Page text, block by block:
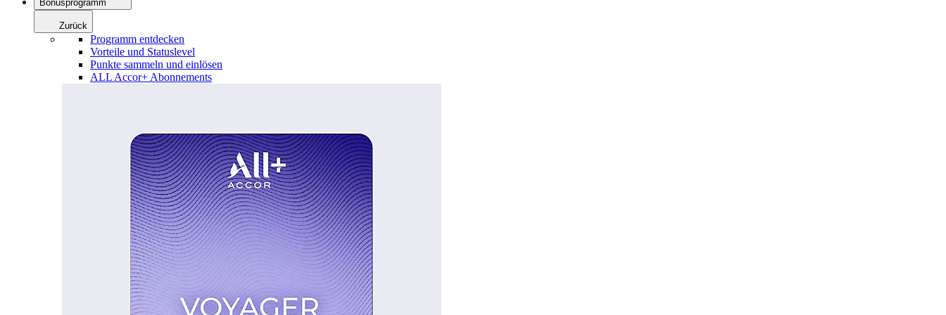
Bonusprogramm
Zurück
Programm entdecken
Vorteile und Statuslevel
Punkte sammeln und einlösen
ALL Accor+ Abonnements